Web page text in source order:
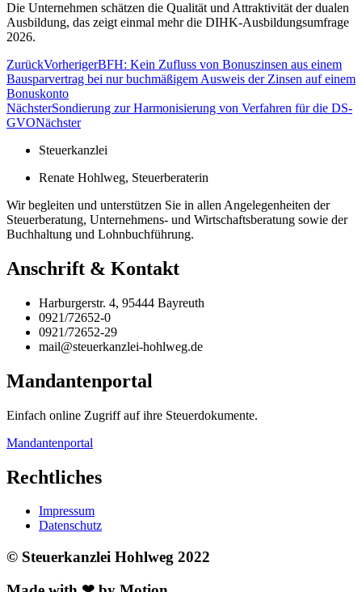
Die Unternehmen schätzen die Qualität und Attraktivität der dualen
Ausbildung, das zeigt einmal mehr die DIHK-Ausbildungsumfrage
2026.
ZurückVorherigerBFH: Kein Zufluss von Bonuszinsen aus einem
Bausparvertrag bei nur buchmäßigem Ausweis der Zinsen auf einem
Bonuskonto
NächsterSondierung zur Harmonisierung von Verfahren für die DS-
GVONächster
Steuerkanzlei
Renate Hohlweg, Steuerberaterin
Wir begleiten und unterstützen Sie in allen Angelegenheiten der
Steuerberatung, Unternehmens- und Wirtschaftsberatung sowie der
Buchhaltung und Lohnbuchführung.
Anschrift & Kontakt
Harburgerstr. 4, 95444 Bayreuth
0921/72652-0
0921/72652-29
mail@steuerkanzlei-hohlweg.de
Mandantenportal
Einfach online Zugriff auf ihre Steuerdokumente.
Mandantenportal
Rechtliches
Impressum
Datenschutz
© Steuerkanzlei Hohlweg 2022